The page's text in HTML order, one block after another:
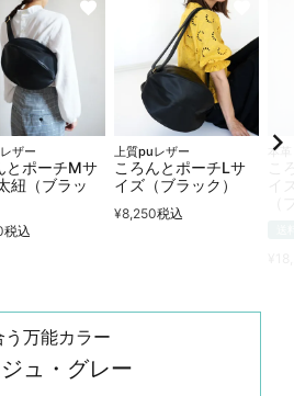
ザー
とポーチMサ
紐（ブラッ
税込
上質puレザー
ころんとポーチLサ
イズ（ブラック）
¥8,250税込
本革
万能カラー
ュ・グレー